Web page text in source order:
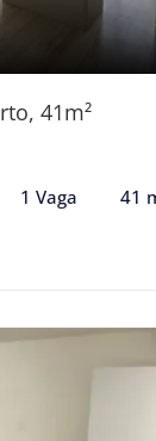
41m²
1 Vaga 41